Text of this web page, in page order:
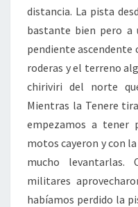
distancia. La pista
bastante bien pero a
pendiente ascendente
roderas y el terreno
chiriviri del norte
Mientras la Tenere
empezamos a tener
motos cayeron y con
mucho levantarlas.
militares
habíamos perdido la